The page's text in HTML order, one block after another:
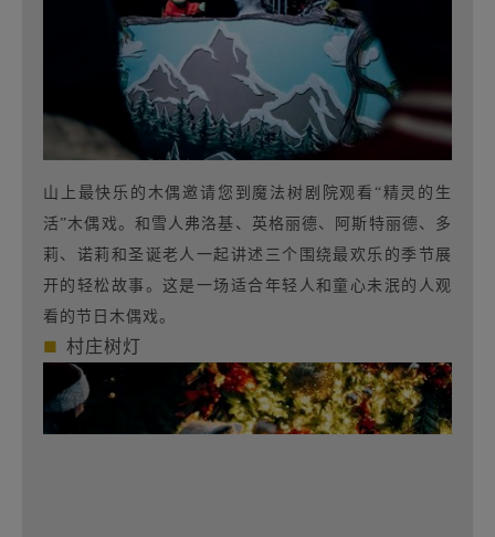
山上最快乐的木偶邀请您到魔法树剧院观看“精灵的生
活”木偶戏。和雪人弗洛基、英格丽德、阿斯特丽德、多
莉、诺莉和圣诞老人一起讲述三个围绕最欢乐的季节展
开的轻松故事。这是一场适合年轻人和童心未泯的人观
看的节日木偶戏。
■ 村庄树灯